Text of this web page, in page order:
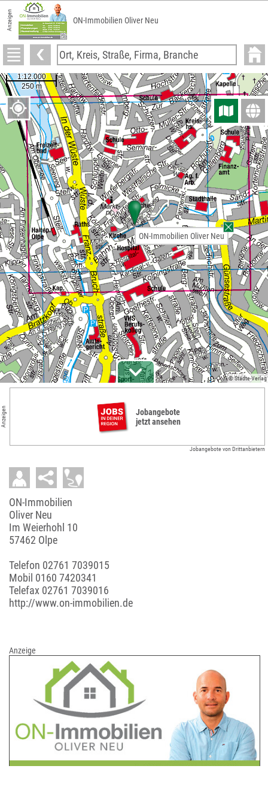
Anzeigen ON-Immobilien Oliver Neu
© Städte-Verlag
ON-Immobilien Oliver Neu
Anzeigen
Jobangebote
jetzt ansehen
Jobangebote von Drittanbietern
ON-Immobilien
Oliver Neu
Im Weierhohl 10
57462 Olpe
Telefon 02761 7039015
Mobil 0160 7420341
Telefax 02761 7039016
http://www.on-immobilien.de
Anzeige